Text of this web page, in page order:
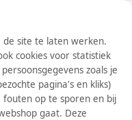
Wis filters Alle filters
de site te laten werken.
cookies voor statistiek
zoals je
pagina's en kliks)
op te sporen en bij
gaat. Deze